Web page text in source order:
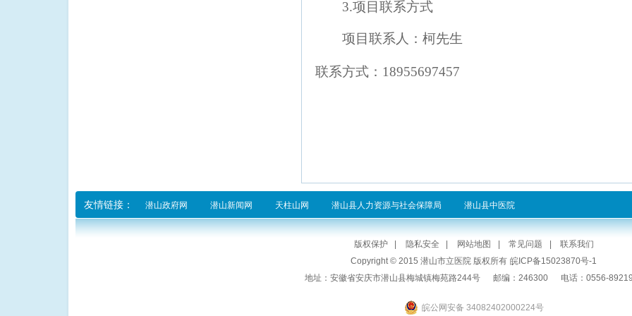
3.项目联系方式
项目联系人： 柯先生
联系方式： 18955697457
友情链接： 潜山政府网 潜山新闻网 天柱山网 潜山县人力资源与社会保障局 潜山县中医院
版权保护 隐私安全 网站地图 常见问题
联系我们
Copyright © 2015 潜山市立医院 版权所有 皖ICP备15023870号-1
地址：安徽省安庆市潜山县梅城镇梅苑路244号
邮编：246300 电话：0556-
皖公网安备 34082402000224号